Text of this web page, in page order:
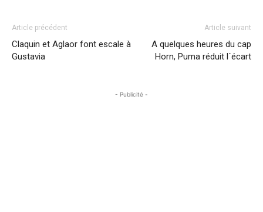
Article précédent
Claquin et Aglaor font escale à
Gustavia
Article suivant
A quelques heures du cap
Horn, Puma réduit l´écart
- Publicité -